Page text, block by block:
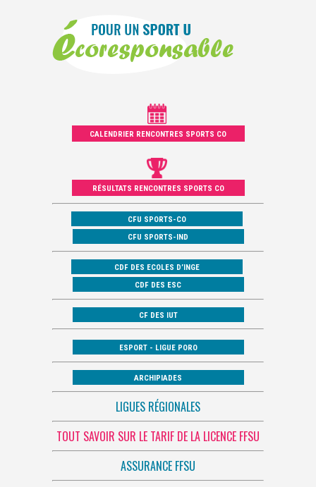
CALENDRIER RENCONTRES SPORTS CO
RÉSULTATS RENCONTRES SPORTS CO
CFU SPORTS-CO
CFU SPORTS-IND
CDF DES ECOLES D’INGE
CDF DES ESC
CF DES IUT
ESPORT - LIGUE PORO
ARCHIPIADES
LIGUES RÉGIONALES
TOUT SAVOIR SUR LE TARIF DE LA LICENCE FFSU
ASSURANCE FFSU